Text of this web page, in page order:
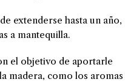
extenderse hasta un año,
a mantequilla.
el objetivo de aportarle
madera, como los aromas